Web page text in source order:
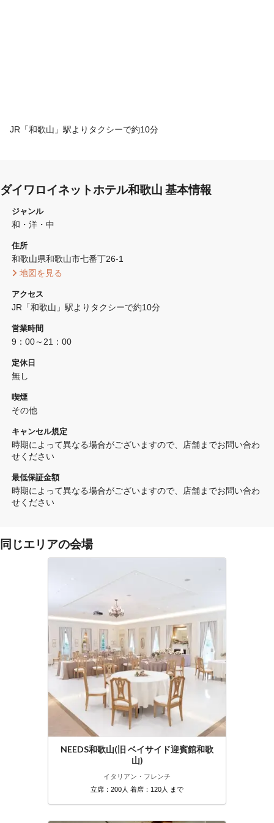
JR「和歌山」駅よりタクシーで約10分
ダイワロイネットホテル和歌山 基本情報
ジャンル
和・洋・中
住所
和歌山県和歌山市七番丁26-1
地図を見る
アクセス
JR「和歌山」駅よりタクシーで約10分
営業時間
9：00～21：00
定休日
無し
喫煙
その他
キャンセル規定
時期によって異なる場合がございますので、店舗までお問い合わ
せください
最低保証金額
時期によって異なる場合がございますので、店舗までお問い合わ
せください
同じエリアの会場
NEEDS和歌山(旧 ベイサイド迎賓館和歌
山)
イタリアン・フレンチ
立席：200人 着席：120人 まで